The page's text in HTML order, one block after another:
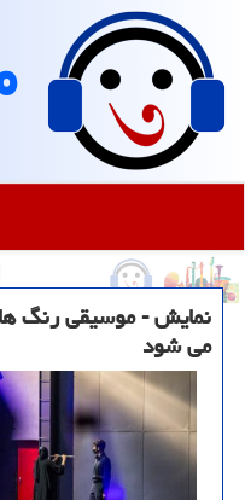
نمایش - موسیقی رنگ ها
می شود